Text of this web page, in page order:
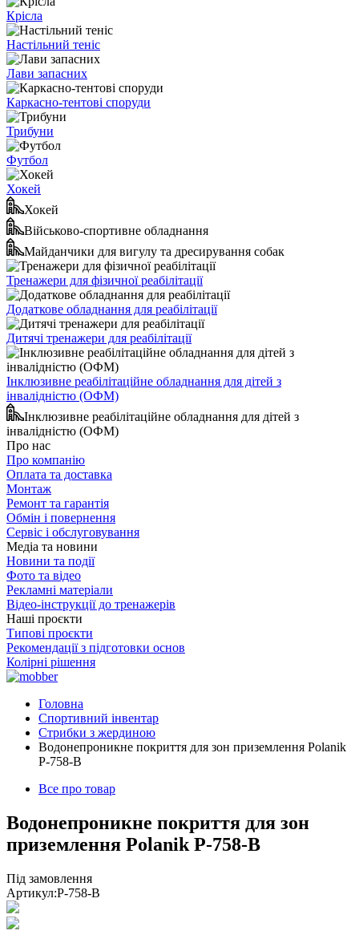
Крісла
Настільний теніс
Лави запасних
Каркасно-тентові споруди
Трибуни
Футбол
Хокей
Хокей
Військово-спортивне обладнання
Майданчики для вигулу та дресирування собак
Тренажери для фізичної реабілітації
Додаткове обладнання для реабілітації
Дитячі тренажери для реабілітації
Інклюзивне реабілітаційне обладнання для дітей з
інвалідністю (ОФМ)
Інклюзивне реабілітаційне обладнання для дітей з
інвалідністю (ОФМ)
Про нас
Про компанію
Оплата та доставка
Монтаж
Ремонт та гарантія
Обмін і повернення
Сервіс і обслуговування
Медіа та новини
Новини та події
Фото та відео
Рекламні матеріали
Відео-інструкції до тренажерів
Наші проєкти
Типові проєкти
Рекомендації з підготовки основ
Колірні рішення
Головна
Спортивний інвентар
Стрибки з жердиною
Водонепроникне покриття для зон приземлення Polanik
P-758-B
Все про товар
Водонепроникне покриття для зон
приземлення Polanik P-758-B
Під замовлення
Артикул:P-758-B